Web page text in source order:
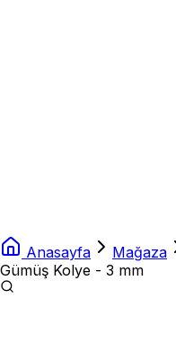
Anasayfa Mağaza
Gümüş Kolye - 3 mm